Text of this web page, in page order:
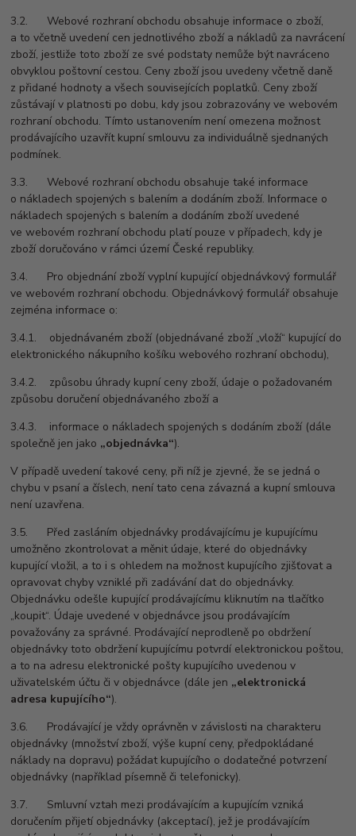
3.2. Webové rozhraní obchodu obsahuje informace o zboží,
a to včetně uvedení cen jednotlivého zboží a nákladů za navrácení
zboží, jestliže toto zboží ze své podstaty nemůže být navráceno
obvyklou poštovní cestou. Ceny zboží jsou uvedeny včetně daně
z přidané hodnoty a všech souvisejících poplatků. Ceny zboží
zůstávají v platnosti po dobu, kdy jsou zobrazovány ve webovém
rozhraní obchodu. Tímto ustanovením není omezena možnost
prodávajícího uzavřít kupní smlouvu za individuálně sjednaných
podmínek.
3.3. Webové rozhraní obchodu obsahuje také informace
o nákladech spojených s balením a dodáním zboží. Informace o
nákladech spojených s balením a dodáním zboží uvedené
ve webovém rozhraní obchodu platí pouze v případech, kdy je
zboží doručováno v rámci území České republiky.
3.4. Pro objednání zboží vyplní kupující objednávkový formulář
ve webovém rozhraní obchodu. Objednávkový formulář obsahuje
zejména informace o:
3.4.1. objednávaném zboží (objednávané zboží „vloží“ kupující do
elektronického nákupního košíku webového rozhraní obchodu),
3.4.2. způsobu úhrady kupní ceny zboží, údaje o požadovaném
způsobu doručení objednávaného zboží a
3.4.3. informace o nákladech spojených s dodáním zboží (dále
společně jen jako „objednávka“).
V případě uvedení takové ceny, při níž je zjevné, že se jedná o
chybu v psaní a číslech, není tato cena závazná a kupní smlouva
není uzavřena.
3.5. Před zasláním objednávky prodávajícímu je kupujícímu
umožněno zkontrolovat a měnit údaje, které do objednávky
kupující vložil, a to i s ohledem na možnost kupujícího zjišťovat a
opravovat chyby vzniklé při zadávání dat do objednávky.
Objednávku odešle kupující prodávajícímu kliknutím na tlačítko
„koupit“. Údaje uvedené v objednávce jsou prodávajícím
považovány za správné. Prodávající neprodleně po obdržení
objednávky toto obdržení kupujícímu potvrdí elektronickou poštou,
a to na adresu elektronické pošty kupujícího uvedenou v
uživatelském účtu či v objednávce (dále jen „elektronická
adresa kupujícího“).
3.6. Prodávající je vždy oprávněn v závislosti na charakteru
objednávky (množství zboží, výše kupní ceny, předpokládané
náklady na dopravu) požádat kupujícího o dodatečné potvrzení
objednávky (například písemně či telefonicky).
3.7. Smluvní vztah mezi prodávajícím a kupujícím vzniká
doručením přijetí objednávky (akceptací), jež je prodávajícím